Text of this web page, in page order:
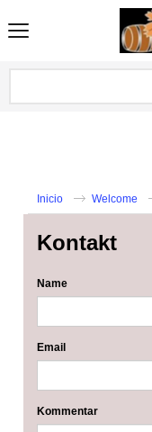
Inicio Welcome
Kontakt
Name
Email
Kommentar